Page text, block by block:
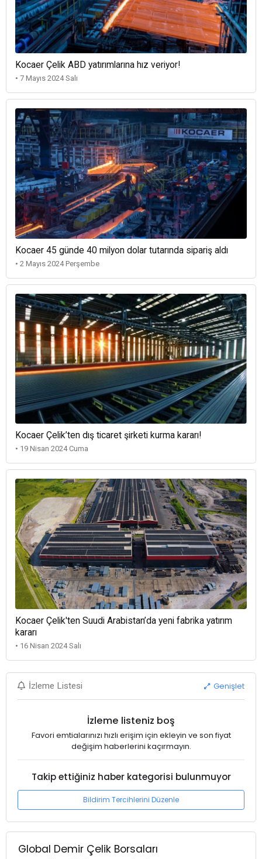
Kocaer Çelik ABD yatırımlarına hız veriyor!
• 7 Mayıs 2024 Salı
Kocaer 45 günde 40 milyon dolar tutarında sipariş aldı
• 2 Mayıs 2024 Perşembe
Kocaer Çelik’ten dış ticaret şirketi kurma kararı!
• 19 Nisan 2024 Cuma
Kocaer Çelik'ten Suudi Arabistan’da yeni fabrika yatırım
kararı
• 16 Nisan 2024 Salı
İzleme Listesi Genişlet
İzleme listeniz boş
Favori emtialarınızı hızlı erişim için ekleyin ve son fiyat
değişim haberlerini kaçırmayın.
Takip ettiğiniz haber kategorisi bulunmuyor
Bildirim Tercihlerini Düzenle
Global Demir Çelik Borsaları